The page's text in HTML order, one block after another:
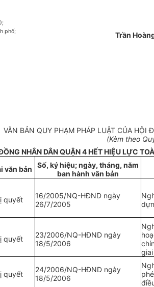
phố;
Trần
VĂN BẢN QUY PHẠM PHÁP LUẬT CỦA
(Kèm theo
NHÂN DÂN QUẬN 4 HẾT HIỆULỰC
văn bản
Số, ký hiệu; ngày, tháng, năm
ban hành văn bản
quyết
16/2005/NQ-HĐND ngày
26/7/2005
quyết
23/2006/NQ-HĐND ngày
18/5/2006
quyết
24/2006/NQ-HĐND ngày
18/5/2006